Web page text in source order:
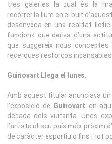
tres galeries la qual és la
recórrer la llum en el buit
desenvoca en una realitat
funcions que deriva d’una
que suggereix nous
recerques i esforços incansables
Guinovart Llega el lunes.
Amb aquest titular anunciava un
l’exposició de Guinovart en
dècada dels vuitanta. Unes
l’artista al seu país més pròxim
de caràcter esportiu o fins i tot